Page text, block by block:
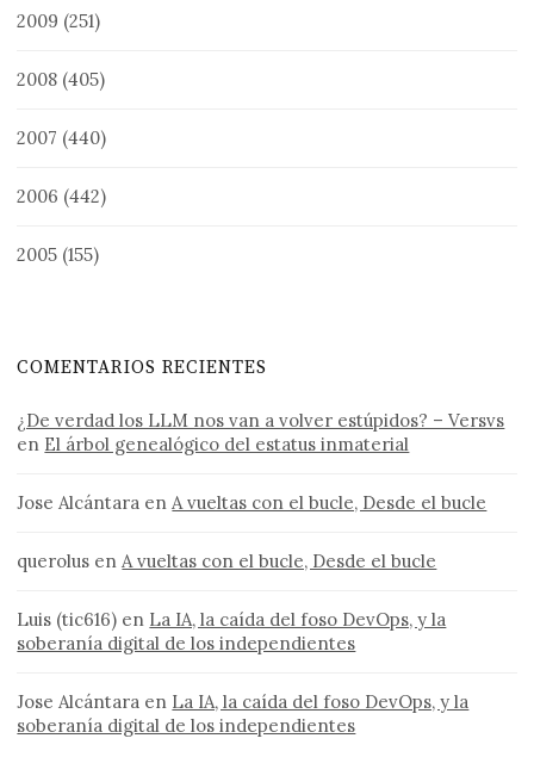
2009 (251)
2008 (405)
2007 (440)
2006 (442)
2005 (155)
COMENTARIOS RECIENTES
¿De verdad los LLM nos van a volver estúpidos? – Versvs
en El árbol genealógico del estatus inmaterial
Jose Alcántara en A vueltas con el bucle, Desde el bucle
querolus en A vueltas con el bucle, Desde el bucle
Luis (tic616) en La IA, la caída del foso DevOps, y la
soberanía digital de los independientes
Jose Alcántara en La IA, la caída del foso DevOps, y la
soberanía digital de los independientes